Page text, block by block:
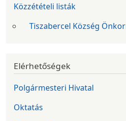
Közzétételi listák
Tiszabercel Község
Elérhetőségek
Polgármesteri Hivatal
Oktatás